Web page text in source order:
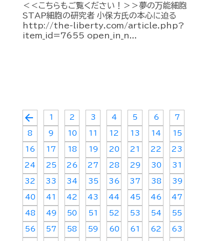
＜＜こちらもご覧ください！＞＞夢の万能細胞
STAP細胞の研究者 小保方氏の本心に迫る
http://the-liberty.com/article.php?
item_id=7655 open_in_n...
arrow_back 1 2 3 4 5 6 7
8 9 10 11 12 13 14 15
16 17 18 19 20 21 22 23
24 25 26 27 28 29 30 31
32 33 34 35 36 37 38 39
40 41 42 43 44 45 46 47
48 49 50 51 52 53 54 55
56 57 58 59 60 61 62 63